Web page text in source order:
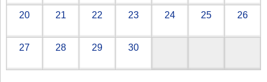
20 21 22 23 24 25 26
27 28 29 30